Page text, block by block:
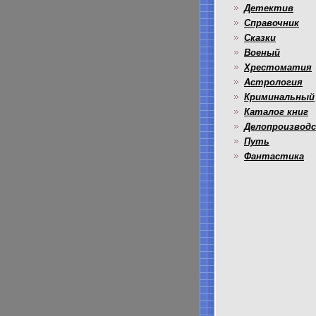
Детектив
Справочник
Сказки
Военый
Хрестоматия
Астрология
Криминальный
Каталог книг
Путь
Фантастика